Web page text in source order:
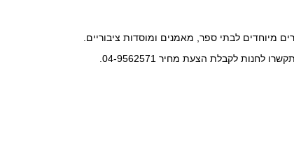
מיוחדים לבתי ספר, מאמנים ומוסדות ציבוריים.
לחנות לקבלת הצעת מחיר 04-9562571.